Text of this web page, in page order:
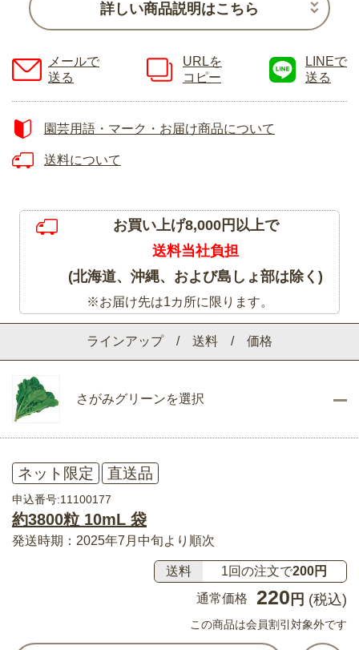
ラインアップ / 送料 / 価格
さがみグリーンを選択
ネット限定 直送品
申込番号:11100177
約3800粒 10mL 袋
発送時期：2025年7月中旬より順次
送料 1回の注文で200円
通常価格
220 円 (税込)
この商品は会員割引対象外です
詳しい商品説明はこちら
メールで
送る
URLを
コピー
LINEで
送る
園芸用語・マーク・お届け商品について
送料について
お買い上げ8,000円以上で
送料当社負担
(北海道、沖縄、および島しょ部は除く)
※お届け先は1カ所に限ります。